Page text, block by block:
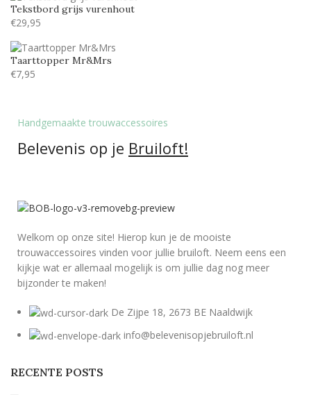
Stencil 53
Tekstbord grijs vurenhout
€29,95
Taarttopper Mr&Mrs
€7,95
Handgemaakte trouwaccessoires
Belevenis op je Bruiloft!
Welkom op onze site! Hierop kun je de mooiste
trouwaccessoires vinden voor jullie bruiloft. Neem eens een
kijkje wat er allemaal mogelijk is om jullie dag nog meer
bijzonder te maken!
De Zijpe 18, 2673 BE Naaldwijk
info@belevenisopjebruiloft.nl
RECENTE POSTS